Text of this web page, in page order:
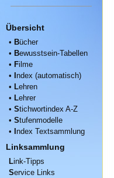
Übersicht
• Bücher
• Bewusstsein-Tabellen
• Filme
• ndex (automatisch)
• Lehren
• Lehrer
• Stichwortindex A-Z
• Stufenmodelle
• ndex Textsammlung
Linksammlung
Link-Tipps
Service Links